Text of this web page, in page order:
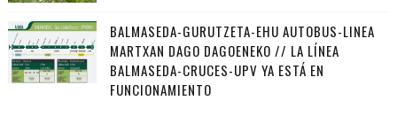
BALMASEDA-GURUTZETA-EHU AUTOBUS-LINEA
MARTXAN DAGO DAGOENEKO // LA LÍNEA
BALMASEDA-CRUCES-UPV YA ESTÁ EN
FUNCIONAMIENTO